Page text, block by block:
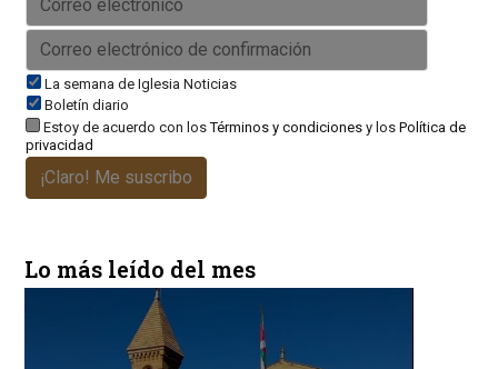
La semana de Iglesia Noticias
Boletín diario
Estoy de acuerdo con losTérminos y condicionesy los Política de
privacidad
¡Claro! Me suscribo
Lo más leído del mes